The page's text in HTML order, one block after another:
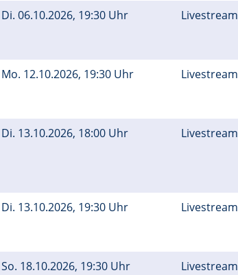
Di. 06.10.2026, 19:30 Uhr Livestream
Mo. 12.10.2026, 19:30 Uhr Livestream
Di. 13.10.2026, 18:00 Uhr Livestream
Di. 13.10.2026, 19:30 Uhr Livestream
So. 18.10.2026, 19:30 Uhr Livestream